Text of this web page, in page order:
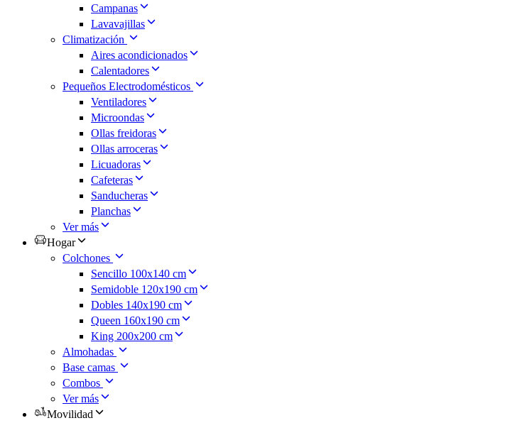
Campanas
Lavavajillas
Climatización
Aires acondicionados
Calentadores
Pequeños Electrodomésticos
Ventiladores
Microondas
Ollas freidoras
Ollas arroceras
Licuadoras
Cafeteras
Sanducheras
Planchas
Ver más
Hogar
Colchones
Sencillo 100x140 cm
Semidoble 120x190 cm
Dobles 140x190 cm
Queen 160x190 cm
King 200x200 cm
Almohadas
Base camas
Combos
Ver más
Movilidad